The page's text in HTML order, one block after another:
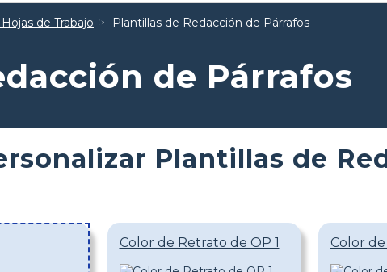
de Trabajo Plantillas de Redacción de Párrafos
de Párrafos
Plantillas de
Color de Retrato de OP 1 Color